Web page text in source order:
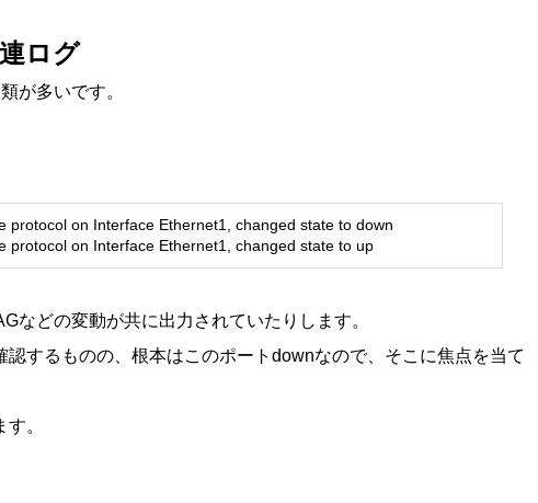
ログ
が多いです。
protocol on Interface Ethernet1, changed state to down
protocol on Interface Ethernet1, changed state to up
などの変動が共に出力されていたりします。
認するものの、根本はこのポートdownなので、そこに焦点を当て
。